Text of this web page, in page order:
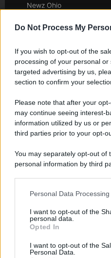
Do Not Process My
If you wish to opt-out of the
processing of your personal
targeted advertising by us,
section to confirm your
Please note that after your
may continue seeing interest-
information utilized by us or
third parties prior to your opt-
You may separately opt-out of
personal information by third
This information may also be
disclose it to other third
Please note that this website/
services and may gather and
not limited to your visit or
Personal Data
I want to opt-out of the
personal data.
Opted In
I want to opt-out of the
Personal Data.
Newz Ohio
Hig Tech Mag
Lgbtqia News
Motors Magazine 365
Day Travel 365
Cineverse Magazine
SecondHomeMagazine
InvestirMag